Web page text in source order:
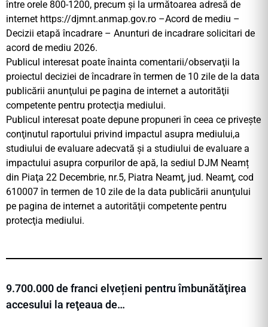
între orele 800-1200, precum şi la următoarea adresă de
internet https://djmnt.anmap.gov.ro –Acord de mediu –
Decizii etapă încadrare – Anunturi de incadrare solicitari de
acord de mediu 2026.
Publicul interesat poate înainta comentarii/observaţii la
proiectul deciziei de încadrare în termen de 10 zile de la data
publicării anunţului pe pagina de internet a autorităţii
competente pentru protecţia mediului.
Publicul interesat poate depune propuneri în ceea ce priveşte
conţinutul raportului privind impactul asupra mediului,a
studiului de evaluare adecvată și a studiului de evaluare a
impactului asupra corpurilor de apă, la sediul DJM Neamț
din Piaţa 22 Decembrie, nr.5, Piatra Neamţ, jud. Neamţ, cod
610007 în termen de 10 zile de la data publicării anunţului
pe pagina de internet a autorităţii competente pentru
protecţia mediului.
9.700.000 de franci elvețieni pentru îmbunătăţirea
accesului la reţeaua de…